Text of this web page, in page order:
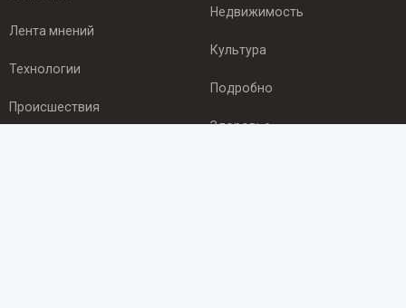
Лента мнений
Технологии
Происшествия
Недвижимость
Культура
Подробно
Здоровье